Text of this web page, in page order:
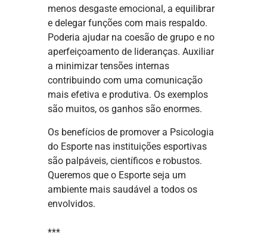
menos desgaste emocional, a equilibrar
e delegar funções com mais respaldo.
Poderia ajudar na coesão de grupo e no
aperfeiçoamento de lideranças. Auxiliar
a minimizar tensões internas
contribuindo com uma comunicação
mais efetiva e produtiva. Os exemplos
são muitos, os ganhos são enormes.
Os benefícios de promover a Psicologia
do Esporte nas instituições esportivas
são palpáveis, científicos e robustos.
Queremos que o Esporte seja um
ambiente mais saudável a todos os
envolvidos.
***